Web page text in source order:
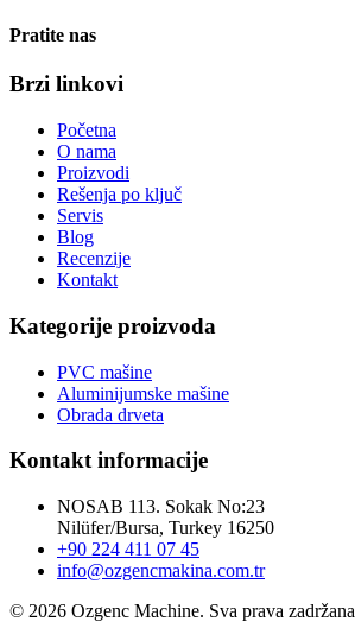
Pratite nas
Brzi linkovi
Početna
O nama
Proizvodi
Rešenja po ključ
Servis
Blog
Recenzije
Kontakt
Kategorije proizvoda
PVC mašine
Aluminijumske mašine
Obrada drveta
Kontakt informacije
NOSAB 113. Sokak No:23
Nilüfer/Bursa, Turkey 16250
+90 224 411 07 45
info@ozgencmakina.com.tr
© 2026 Ozgenc Machine. Sva prava zadržana